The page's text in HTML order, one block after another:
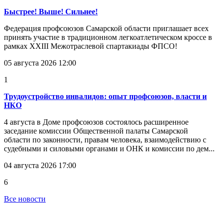
Быстрее! Выше! Сильнее!
Федерация профсоюзов Самарской области приглашает всех
принять участие в традиционном легкоатлетическом кроссе в
рамках XXIII Межотраслевой спартакиады ФПСО!
05 августа 2026 12:00
1
Трудоустройство инвалидов: опыт профсоюзов, власти и
НКО
4 августа в Доме профсоюзов состоялось расширенное
заседание комиссии Общественной палаты Самарской
области по законности, правам человека, взаимодействию с
судебными и силовыми органами и ОНК и комиссии по дем...
04 августа 2026 17:00
6
Все новости